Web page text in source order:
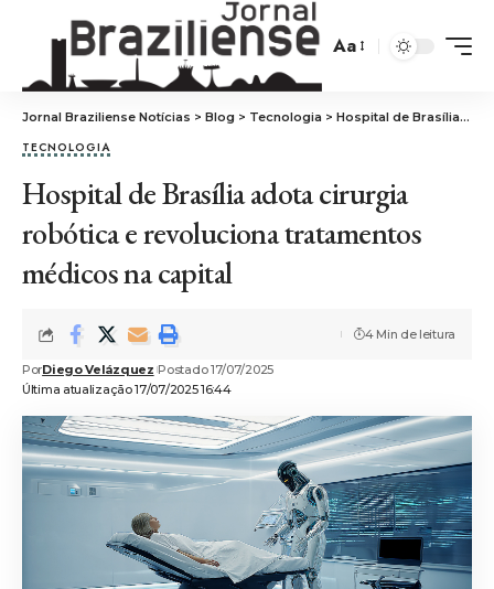
Aa
Jornal Braziliense Notícias > Blog > Tecnologia > Hospital de Brasília adota cirurgia robótica e revoluciona tratamentos médicos na capital
TECNOLOGIA
Hospital de Brasília adota cirurgia
robótica e revoluciona tratamentos
médicos na capital
Última atualização 17/07/2025 16:44
PorDiego Velázquez Postado 17/07/2025
4 Min de leitura